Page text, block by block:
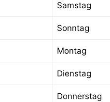
Samstag
Sonntag
Montag
Dienstag
Donnerstag